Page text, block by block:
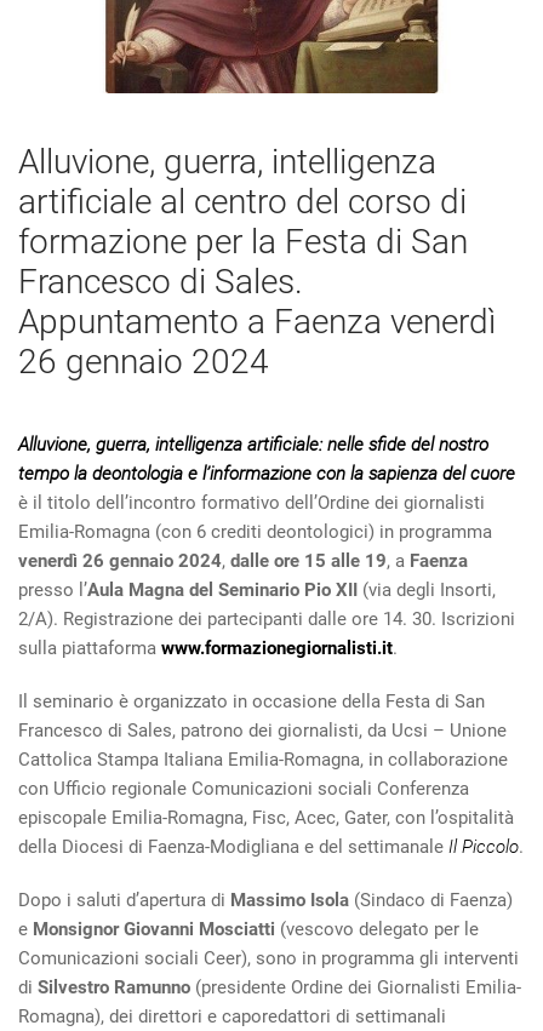
Alluvione, guerra, intelligenza
artificiale al centro del corso di
formazione per la Festa di San
Francesco di Sales.
Appuntamento a Faenza venerdì
26 gennaio 2024
Alluvione, guerra, intelligenza artificiale: nelle sfide del nostro
tempo la deontologia e l’informazione con la sapienza del cuore
è il titolo dell’incontro formativo dell’Ordine dei giornalisti
Emilia-Romagna (con 6 crediti deontologici) in programma
venerdì 26 gennaio 2024, dalle ore 15 alle 19, a Faenza
presso l’Aula Magna del Seminario Pio XII (via degli Insorti,
2/A). Registrazione dei partecipanti dalle ore 14. 30. Iscrizioni
sulla piattaforma www.formazionegiornalisti.it.
Il seminario è organizzato in occasione della Festa di San
Francesco di Sales, patrono dei giornalisti, da Ucsi – Unione
Cattolica Stampa Italiana Emilia-Romagna, in collaborazione
con Ufficio regionale Comunicazioni sociali Conferenza
episcopale Emilia-Romagna, Fisc, Acec, Gater, con l’ospitalità
della Diocesi di Faenza-Modigliana e del settimanale Il Piccolo.
Dopo i saluti d’apertura di Massimo Isola (Sindaco di Faenza)
e Monsignor Giovanni Mosciatti (vescovo delegato per le
Comunicazioni sociali Ceer), sono in programma gli interventi
di Silvestro Ramunno (presidente Ordine dei Giornalisti Emilia-
Romagna), dei direttori e caporedattori di settimanali